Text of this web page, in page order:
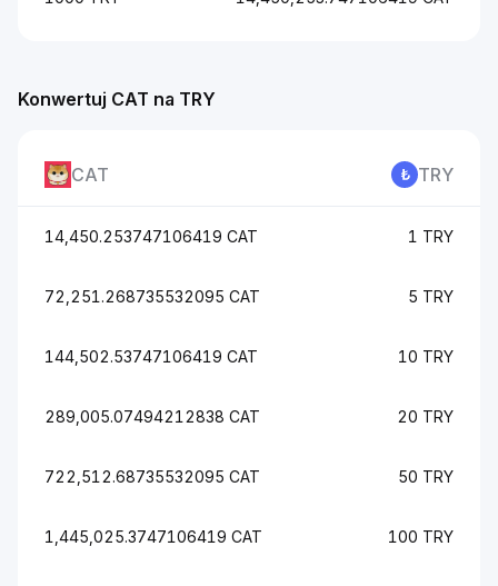
Konwertuj CAT na TRY
CAT TRY
14,450.253747106419 CAT 1 TRY
72,251.268735532095 CAT 5 TRY
144,502.53747106419 CAT 10 TRY
289,005.07494212838 CAT 20 TRY
722,512.68735532095 CAT 50 TRY
1,445,025.3747106419 CAT 100 TRY